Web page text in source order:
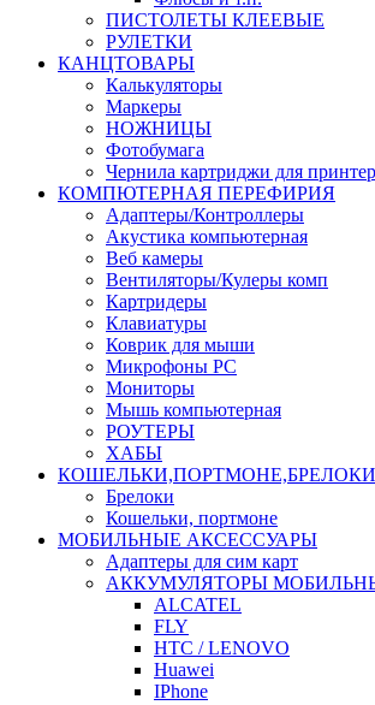
ПИСТОЛЕТЫ КЛЕЕВЫЕ
РУЛЕТКИ
КАНЦТОВАРЫ
Калькуляторы
Маркеры
НОЖНИЦЫ
Фотобумага
Чернила картриджи для
КОМПЮТЕРНАЯ ПЕРЕФИРИЯ
Адаптеры/Контроллеры
Акустика компьютерная
Веб камеры
Вентиляторы/Кулеры комп
Картридеры
Клавиатуры
Коврик для мыши
Микрофоны PC
Мониторы
Мышь компьютерная
РОУТЕРЫ
ХАБЫ
КОШЕЛЬКИ,ПОРТМОНЕ,БРЕЛОКИ
Брелоки
Кошельки, портмоне
МОБИЛЬНЫЕ АКСЕССУАРЫ
Адаптеры для сим карт
АККУМУЛЯТОРЫ
ALCATEL
FLY
HTC / LENOVO
Huawei
IPhone